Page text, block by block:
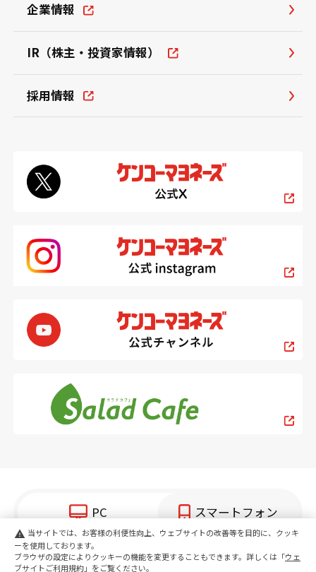
PC スマートフォン
企業情報
IR（株主・投資家情報）
採用情報
copyright KENKO Mayonnaise Co.,Ltd.All rights reserved.
warning 当サイトでは、お客様の利便性向上、ウェブサイトの改善等を目的に、クッキ
ーを使用しております。
ブラウザの設定によりクッキーの機能を変更することもできます。詳しくは「ウェ
ブサイトご利用規約」をご覧ください。